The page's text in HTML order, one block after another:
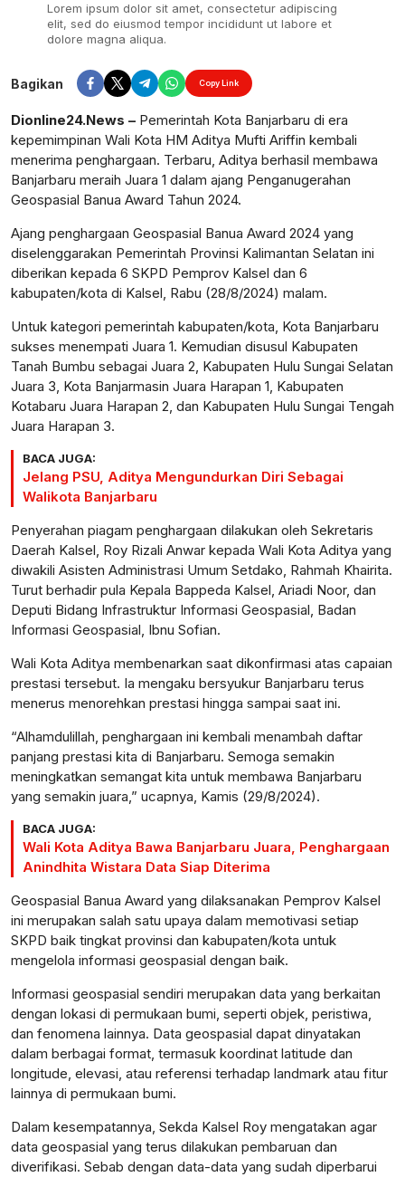
Perbesar
Lorem ipsum dolor sit amet, consectetur adipiscing
elit, sed do eiusmod tempor incididunt ut labore et
dolore magna aliqua.
Bagikan Copy Link
Dionline24.News – Pemerintah Kota Banjarbaru di era
kepemimpinan Wali Kota HM Aditya Mufti Ariffin kembali
menerima penghargaan. Terbaru, Aditya berhasil membawa
Banjarbaru meraih Juara 1 dalam ajang Penganugerahan
Geospasial Banua Award Tahun 2024.
Ajang penghargaan Geospasial Banua Award 2024 yang
diselenggarakan Pemerintah Provinsi Kalimantan Selatan ini
diberikan kepada 6 SKPD Pemprov Kalsel dan 6
kabupaten/kota di Kalsel, Rabu (28/8/2024) malam.
Untuk kategori pemerintah kabupaten/kota, Kota Banjarbaru
sukses menempati Juara 1. Kemudian disusul Kabupaten
Tanah Bumbu sebagai Juara 2, Kabupaten Hulu Sungai Selatan
Juara 3, Kota Banjarmasin Juara Harapan 1, Kabupaten
Kotabaru Juara Harapan 2, dan Kabupaten Hulu Sungai Tengah
Juara Harapan 3.
BACA JUGA:
Jelang PSU, Aditya Mengundurkan Diri Sebagai
Walikota Banjarbaru
Penyerahan piagam penghargaan dilakukan oleh Sekretaris
Daerah Kalsel, Roy Rizali Anwar kepada Wali Kota Aditya yang
diwakili Asisten Administrasi Umum Setdako, Rahmah Khairita.
Turut berhadir pula Kepala Bappeda Kalsel, Ariadi Noor, dan
Deputi Bidang Infrastruktur Informasi Geospasial, Badan
Informasi Geospasial, Ibnu Sofian.
Wali Kota Aditya membenarkan saat dikonfirmasi atas capaian
prestasi tersebut. Ia mengaku bersyukur Banjarbaru terus
menerus menorehkan prestasi hingga sampai saat ini.
“Alhamdulillah, penghargaan ini kembali menambah daftar
panjang prestasi kita di Banjarbaru. Semoga semakin
meningkatkan semangat kita untuk membawa Banjarbaru
yang semakin juara,” ucapnya, Kamis (29/8/2024).
BACA JUGA:
Wali Kota Aditya Bawa Banjarbaru Juara, Penghargaan
Anindhita Wistara Data Siap Diterima
Geospasial Banua Award yang dilaksanakan Pemprov Kalsel
ini merupakan salah satu upaya dalam memotivasi setiap
SKPD baik tingkat provinsi dan kabupaten/kota untuk
mengelola informasi geospasial dengan baik.
Informasi geospasial sendiri merupakan data yang berkaitan
dengan lokasi di permukaan bumi, seperti objek, peristiwa,
dan fenomena lainnya. Data geospasial dapat dinyatakan
dalam berbagai format, termasuk koordinat latitude dan
longitude, elevasi, atau referensi terhadap landmark atau fitur
lainnya di permukaan bumi.
Dalam kesempatannya, Sekda Kalsel Roy mengatakan agar
data geospasial yang terus dilakukan pembaruan dan
diverifikasi. Sebab dengan data-data yang sudah diperbarui